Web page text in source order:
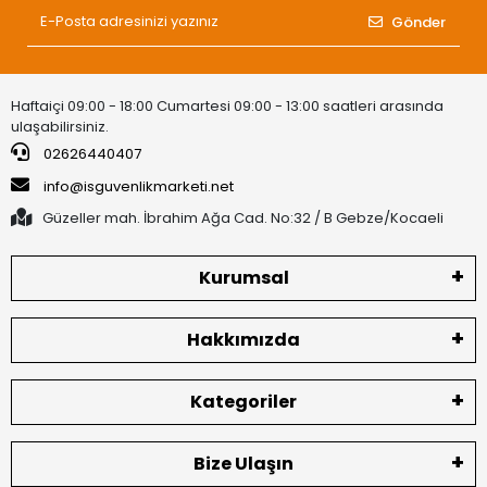
Gönder
Haftaiçi 09:00 - 18:00 Cumartesi 09:00 - 13:00 saatleri arasında
ulaşabilirsiniz.
02626440407
info@isguvenlikmarketi.net
Güzeller mah. İbrahim Ağa Cad. No:32 / B Gebze/Kocaeli
Kurumsal
Hakkımızda
Kategoriler
Bize Ulaşın